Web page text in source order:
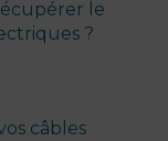
le
?
câbles